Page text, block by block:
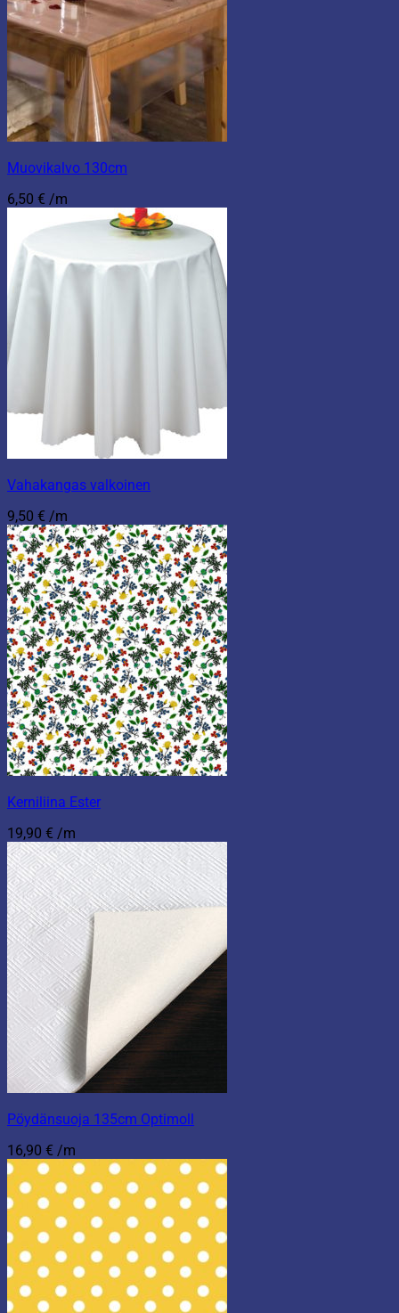
Muovikalvo 130cm
6,50 € /m
Vahakangas valkoinen
9,50 € /m
Kerniliina Ester
19,90 € /m
Pöydänsuoja 135cm Optimoll
16,90 € /m